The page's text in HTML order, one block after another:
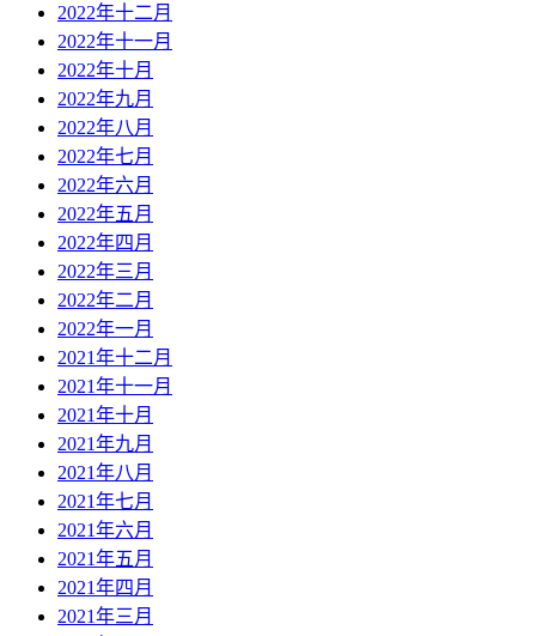
2022年十二月
2022年十一月
2022年十月
2022年九月
2022年八月
2022年七月
2022年六月
2022年五月
2022年四月
2022年三月
2022年二月
2022年一月
2021年十二月
2021年十一月
2021年十月
2021年九月
2021年八月
2021年七月
2021年六月
2021年五月
2021年四月
2021年三月